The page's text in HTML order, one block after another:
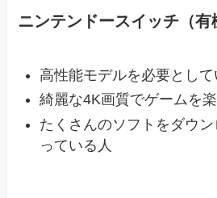
ニンテンドースイッチ（有
高性能モデルを必要として
綺麗な4K画質でゲームを
たくさんのソフトをダウ
っている人